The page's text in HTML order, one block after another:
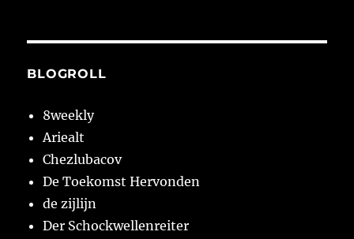
BLOGROLL
8weekly
Ariealt
Chezlubacov
De Toekomst Hervonden
de zijlijn
Der Schockwellenreiter